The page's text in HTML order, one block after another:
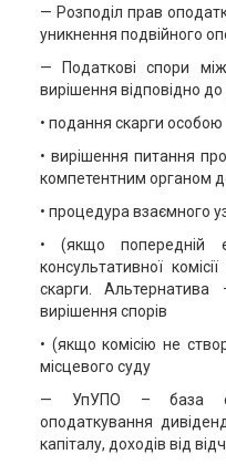
— Розподіл прав
уникнення подвійного
— Податкові спори
вирішення відповідно
• подання скарги особою
• вирішення питання
компетентним органом
• процедура взаємного
• (якщо попередній
консультативної
скарги. Альтернатива
вирішення спорів
• (якщо комісію не
місцевого суду
— УпУПО – база
оподаткування
капіталу, доходів від